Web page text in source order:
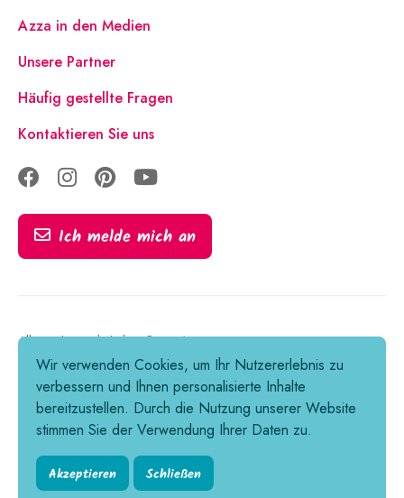
Azza in den Medien
Unsere Partner
Häufig gestellte Fragen
Kontaktieren Sie uns
Ich melde mich an
Alle Rechte vorbehalten © 2021-2026
Rechtliche Hinweise
Unser Engagement für Ihre Privatsphäre
Verwendung von Cookies
Allgemeine Geschäftsbedingungen
Wir verwenden Cookies, um Ihr Nutzererlebnis zu
verbessern und Ihnen personalisierte Inhalte
bereitzustellen. Durch die Nutzung unserer Website
stimmen Sie der Verwendung Ihrer Daten zu.
Akzeptieren Schließen